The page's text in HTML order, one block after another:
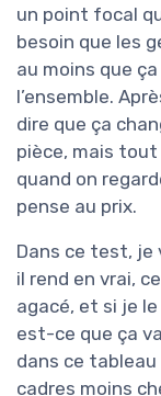
un point focal
besoin que les
au moins que
l’ensemble.
dire que ça
pièce, mais
quand on
pense au prix.
Dans ce test,
il rend en vrai,
agacé, et si je
est-ce que ça
dans ce
cadres moins